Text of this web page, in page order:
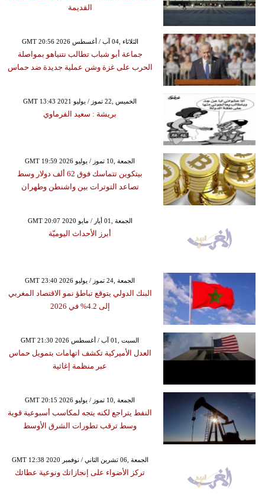
القديمة
GMT 20:56 2026 الثلاثاء ,04 آب / أغسطس
جماعة أبو شباب تطالب نتنياهو بمواصلة
الحرب على غزة وشن عملية جديدة ضد حماس
GMT 13:43 2021 الخميس ,22 تموز / يوليو
بريشة : سعيد الفرماوي
GMT 19:59 2026 الجمعة ,10 تموز / يوليو
بيتكوين تتماسك فوق 62 ألف دولار وسط
تصاعد التوترات بين واشنطن وطهران
GMT 20:07 2020 الجمعة ,01 أيار / مايو
أبرز الأحداث اليوميّة
GMT 23:40 2026 الجمعة ,24 تموز / يوليو
البنك الدولي يتوقع تباطؤ نمو الاقتصاد المغربي
إلى 4.2% في 2026
GMT 21:30 2026 السبت ,01 آب / أغسطس
العدل الأميركية تكشف اتهامات بتمويل حماس
عبر منظمة إغاثية
GMT 20:15 2026 الجمعة ,10 تموز / يوليو
النفط يتراجع لكنه يتجه لمكاسب أسبوعية قوية
وسط ترقب تطورات الشرق الأوسط
GMT 12:38 2020 الجمعة ,06 تشرين الثاني / نوفمبر
تركز الأضواء على إنجازاتك ونوعية عطائك